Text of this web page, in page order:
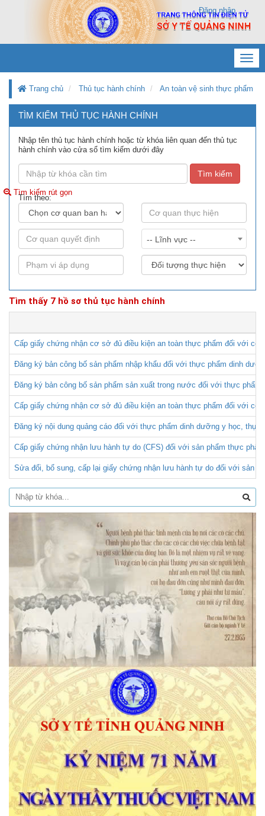
Đăng nhập
Trang chủ Thủ tục hành chính An toàn vệ sinh thực phẩm
TÌM KIẾM THỦ TỤC HÀNH CHÍNH
Nhập tên thủ tục hành chính hoặc từ khóa liên quan đến thủ tục
hành chính vào cửa sổ tìm kiếm dưới đây
Tìm kiếm
Tìm kiếm rút gọn
Tìm theo:
-- Lĩnh vực --
Tìm thấy 7 hồ sơ thủ tục hành chính
Cấp giấy chứng nhận cơ sở đủ điều kiện an toàn thực phẩm đối với
Đăng ký bản công bố sản phẩm nhập khẩu đối với thực phẩm dinh
Đăng ký bản công bố sản phẩm sản xuất trong nước đối với thực
Cấp giấy chứng nhận cơ sở đủ điều kiện an toàn thực phẩm đối với
Đăng ký nội dung quảng cáo đối với thực phẩm dinh dưỡng y học,
Cấp giấy chứng nhận lưu hành tự do (CFS) đối với sản phẩm thực
Sửa đổi, bổ sung, cấp lại giấy chứng nhận lưu hành tự do đối với sản